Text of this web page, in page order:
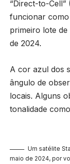
“Direct-to-
funcionar como
primeiro lote de
de 2024.
A cor azul dos
ângulo de
locais. Alguns
tonalidade
Um satélite
maio de 2024, por